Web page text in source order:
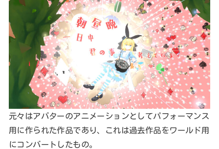
元々はアバターのアニメーションとしてパフォーマンス
用に作られた作品であり、これは過去作品をワールド用
にコンバートしたもの。